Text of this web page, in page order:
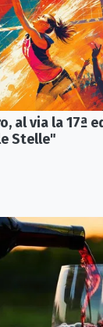
al via la 17ª
Stelle"